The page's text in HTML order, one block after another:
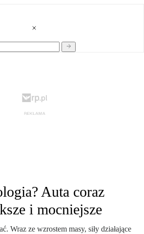
Auta coraz
i mocniejsze
Wraz ze wzrostem masy, siły działające